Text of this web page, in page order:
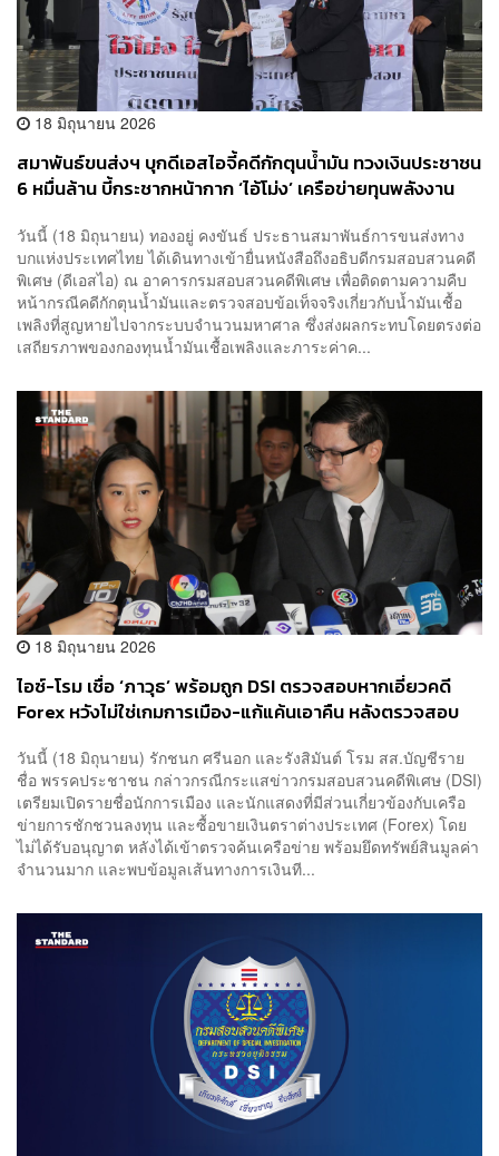
18 มิถุนายน 2026
สมาพันธ์ขนส่งฯ บุกดีเอสไอจี้คดีกักตุนน้ำมัน ทวงเงินประชาชน
6 หมื่นล้าน บี้กระชากหน้ากาก ‘ไอ้โม่ง’ เครือข่ายทุนพลังงาน
วันนี้ (18 มิถุนายน) ทองอยู่ คงขันธ์ ประธานสมาพันธ์การขนส่งทาง
บกแห่งประเทศไทย ได้เดินทางเข้ายื่นหนังสือถึงอธิบดีกรมสอบสวนคดี
พิเศษ (ดีเอสไอ) ณ อาคารกรมสอบสวนคดีพิเศษ เพื่อติดตามความคืบ
หน้ากรณีคดีกักตุนน้ำมันและตรวจสอบข้อเท็จจริงเกี่ยวกับน้ำมันเชื้อ
เพลิงที่สูญหายไปจากระบบจำนวนมหาศาล ซึ่งส่งผลกระทบโดยตรงต่อ
เสถียรภาพของกองทุนน้ำมันเชื้อเพลิงและภาระค่าค...
18 มิถุนายน 2026
ไอซ์-โรม เชื่อ ‘ภาวุธ’ พร้อมถูก DSI ตรวจสอบหากเอี่ยวคดี
Forex หวังไม่ใช่เกมการเมือง-แก้แค้นเอาคืน หลังตรวจสอบ
วันนี้ (18 มิถุนายน) รักชนก ศรีนอก และรังสิมันต์ โรม สส.บัญชีราย
ชื่อ พรรคประชาชน กล่าวกรณีกระแสข่าวกรมสอบสวนคดีพิเศษ (DSI)
เตรียมเปิดรายชื่อนักการเมือง และนักแสดงที่มีส่วนเกี่ยวข้องกับเครือ
ข่ายการชักชวนลงทุน และซื้อขายเงินตราต่างประเทศ (Forex) โดย
ไม่ได้รับอนุญาต หลังได้เข้าตรวจค้นเครือข่าย พร้อมยึดทรัพย์สินมูลค่า
จำนวนมาก และพบข้อมูลเส้นทางการเงินที...